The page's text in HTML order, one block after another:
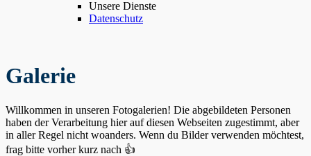
Unsere Dienste
Datenschutz
Galerie
Willkommen in unseren Fotogalerien! Die abgebildeten Personen
haben der Verarbeitung hier auf diesen Webseiten zugestimmt, aber
in aller Regel nicht woanders. Wenn du Bilder verwenden möchtest,
frag bitte vorher kurz nach 👍